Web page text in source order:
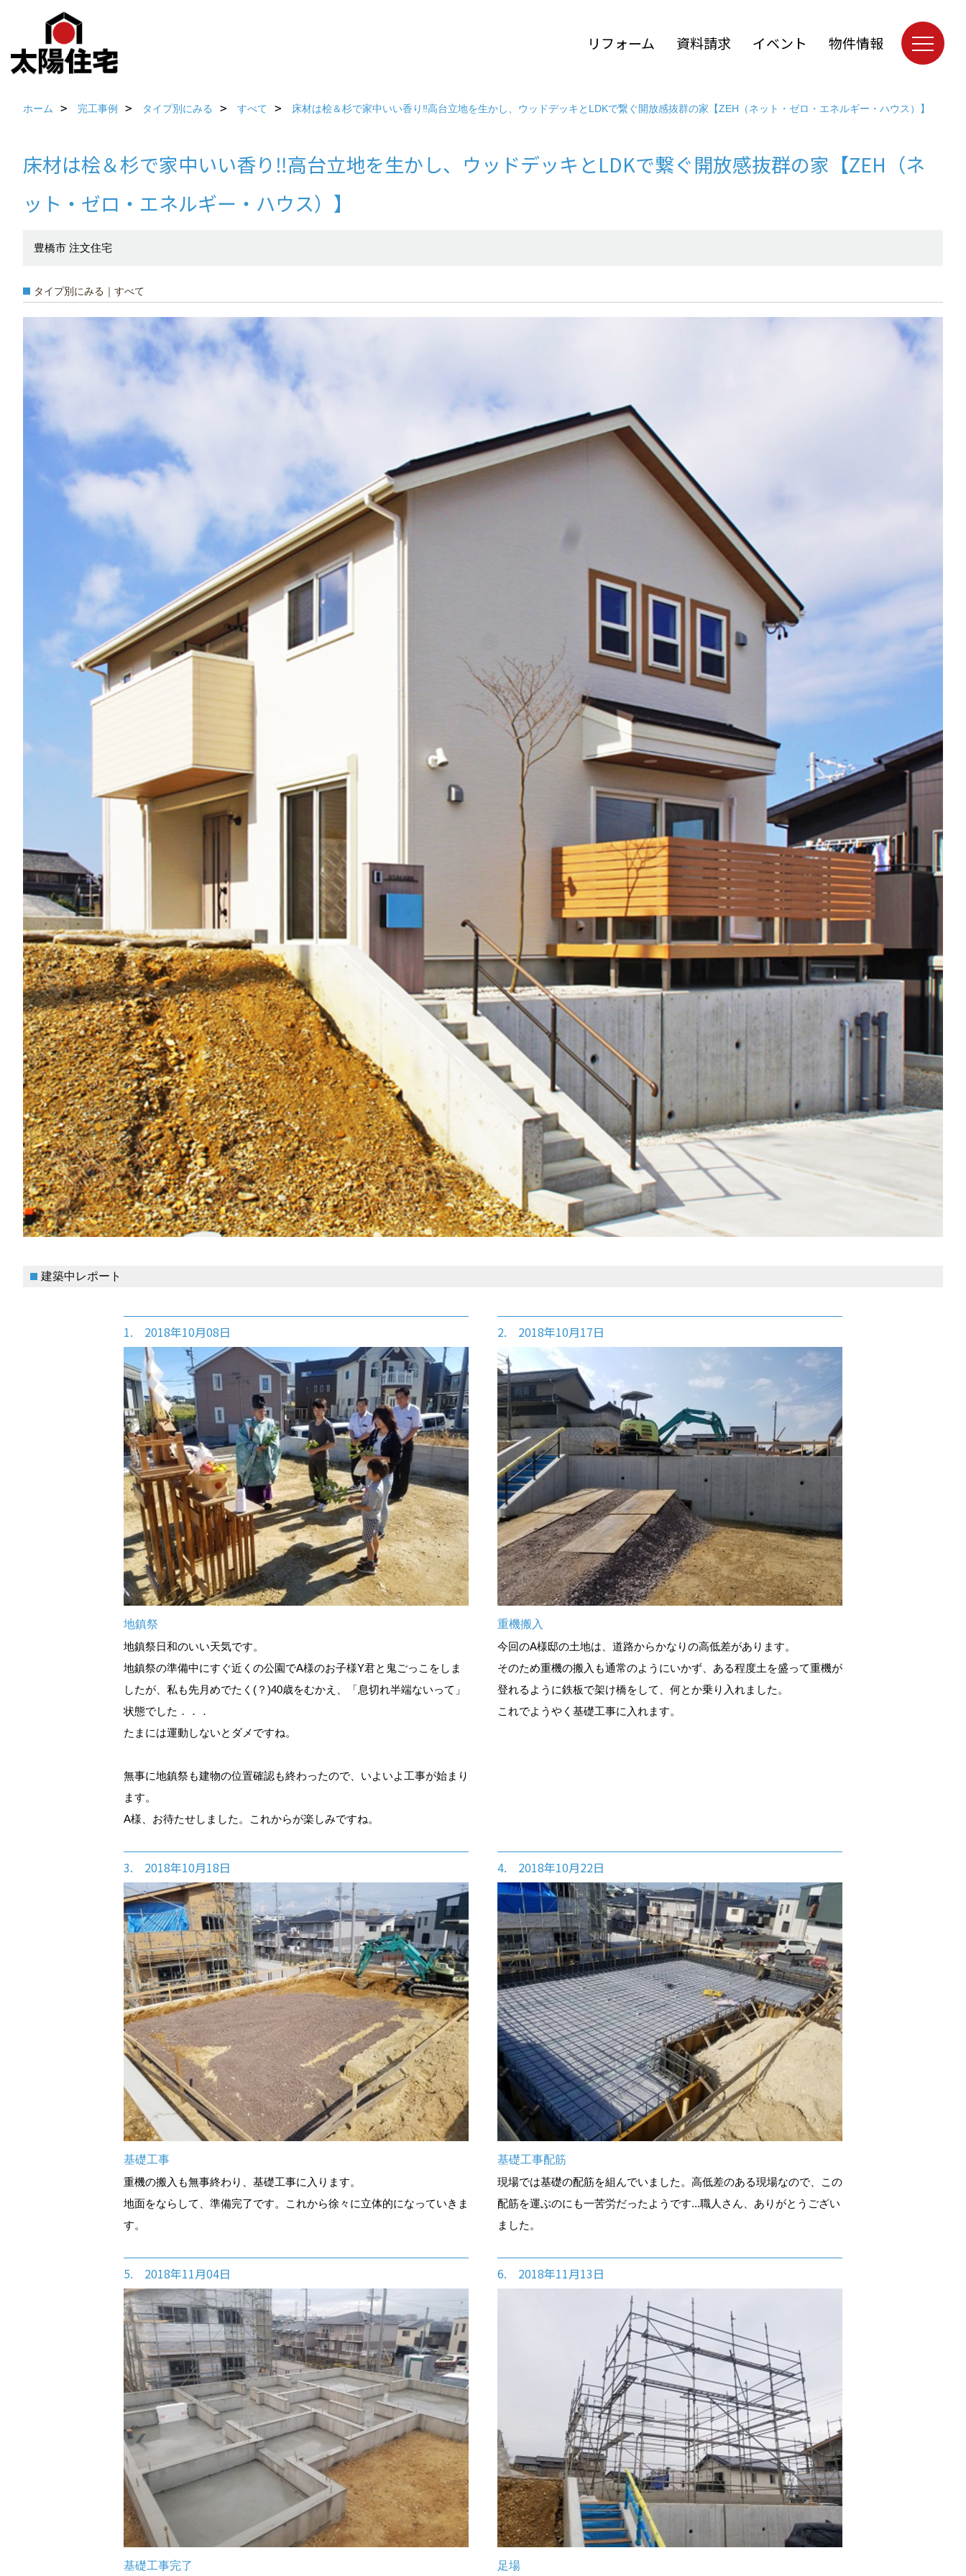
リフォーム 資料請求 イベント 物件情報
ホーム 完工事例 タイプ別にみる すべて 床材は桧＆杉で家中いい香り‼高台立地を生かし、ウッドデッキとLDKで繋ぐ開放感抜群の家【ZEH（ネット・ゼロ・エネルギー・ハウス）】
床材は桧＆杉で家中いい香り‼高台立地を生かし、ウッドデッキとLDKで繋ぐ開放感抜群の家【ZEH（ネ
ット・ゼロ・エネルギー・ハウス）】
豊橋市 注文住宅
タイプ別にみる｜すべて
建築中レポート
1. 2018年10月08日
地鎮祭
地鎮祭日和のいい天気です。
地鎮祭の準備中にすぐ近くの公園でA様のお子様Y君と鬼ごっこをしま
したが、私も先月めでたく(？)40歳をむかえ、「息切れ半端ないって」
状態でした．．．
たまには運動しないとダメですね。
無事に地鎮祭も建物の位置確認も終わったので、いよいよ工事が始まり
ます。
A様、お待たせしました。これからが楽しみですね。
2. 2018年10月17日
重機搬入
今回のA様邸の土地は、道路からかなりの高低差があります。
そのため重機の搬入も通常のようにいかず、ある程度土を盛って重機が
登れるように鉄板で架け橋をして、何とか乗り入れました。
これでようやく基礎工事に入れます。
3. 2018年10月18日
基礎工事
重機の搬入も無事終わり、基礎工事に入ります。
地面をならして、準備完了です。これから徐々に立体的になっていきま
す。
4. 2018年10月22日
基礎工事配筋
現場では基礎の配筋を組んでいました。高低差のある現場なので、この
配筋を運ぶのにも一苦労だったようです...職人さん、ありがとうござい
ました。
5. 2018年11月04日
基礎工事完了
6. 2018年11月13日
足場